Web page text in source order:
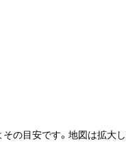
の目安です。地図は拡大